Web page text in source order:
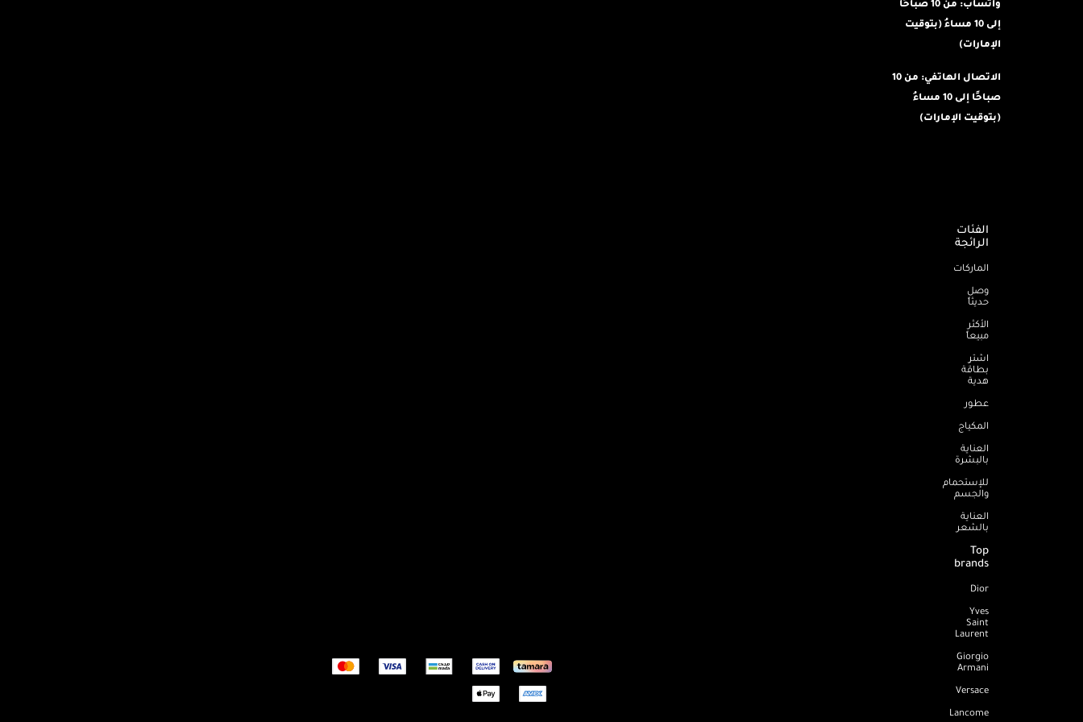
إلى 10 مساءُ (بتوقيت
الإمارات)
الاتصال الهاتفي: من 10
صباحًا إلى 10 مساءُ
(بتوقيت الإمارات)
الفئات
الرائجة
الماركات
وصل
حديثاً
الأكثر
مبيعاً
اشترِ
بطاقة
هدية
عطور
المكياج
العناية
بالبشرة
للإستحمام
والجسم
العناية
بالشعر
Top
brands
Dior
Yves
Saint
Laurent
Giorgio
Armani
Versace
Lancome